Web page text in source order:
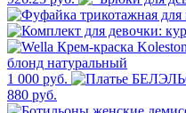
1 000 руб.
880 руб.